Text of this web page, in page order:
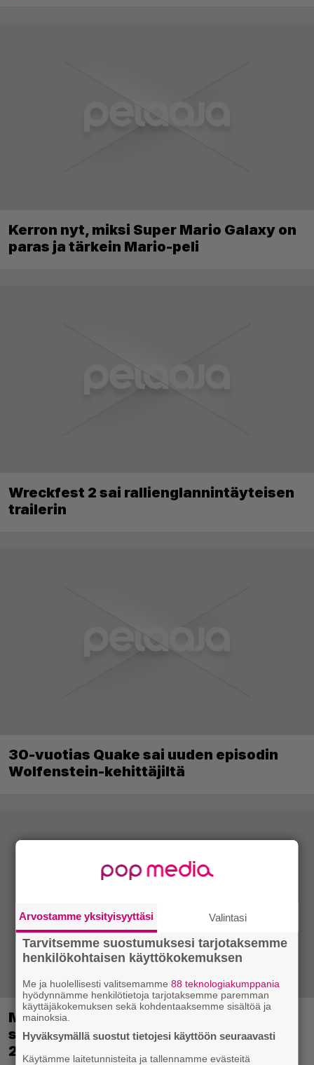
Kerron nyt, miksi Super Mario Galaxy on
paras ja tärkein Mario-peli
Wreckfest 2 sai rallienglannintäyteisen
trailerin
30-vuotias Quake sai uuden episodin
Wolfenstein-kehittäjiltä
Metsästyssimulaattorin jatko-osa
saapuu ensi kuussa – Way of the Hunter
2 päivättiin
Arvostamme yksityisyyttäsi Valintasi
Tarvitsemme suostumuksesi tarjotaksemme
henkilökohtaisen käyttökokemuksen
Me ja huolellisesti valitsemamme88 teknologiakumppania
hyödynnämme henkilötietoja tarjotaksemme paremman
käyttäjäkokemuksen sekä kohdentaaksemme sisältöä ja
mainoksia.
Hyväksymällä suostut tietojesi käyttöön seuraavasti
Käytämme laitetunnisteita ja tallennamme evästeitä